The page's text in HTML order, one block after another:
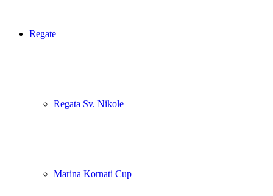
Regate
Regata Sv. Nikole
Marina Kornati Cup